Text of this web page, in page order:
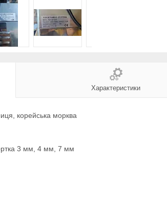
Характеристики
корейська морква
3 мм, 4 мм, 7 мм